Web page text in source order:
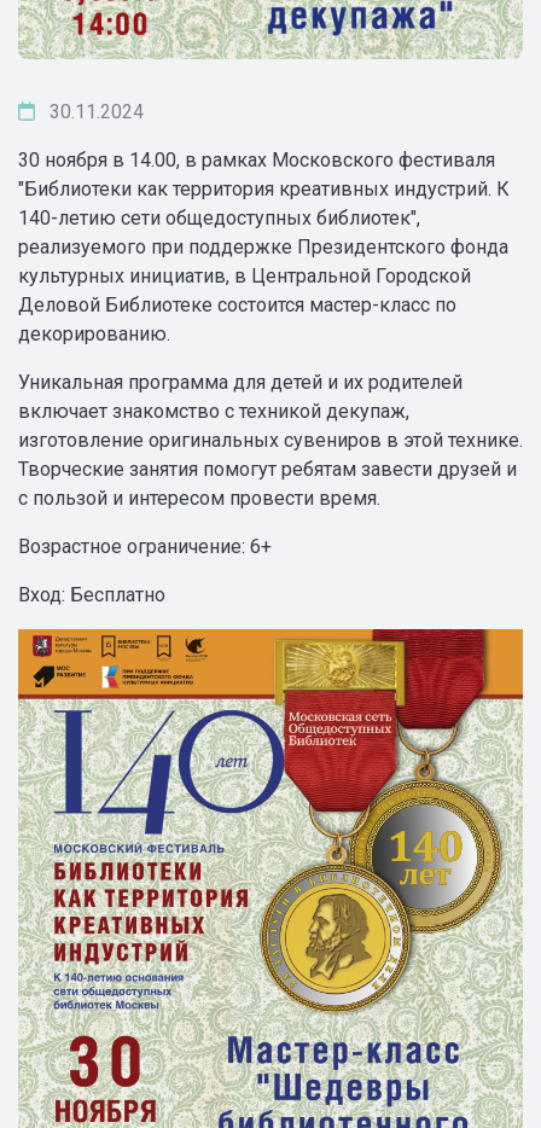
30.11.2024
30 ноября в 14.00, в рамках Московского фестиваля
"Библиотеки как территория креативных индустрий. К
140-летию сети общедоступных библиотек",
реализуемого при поддержке Президентского фонда
культурных инициатив, в Центральной Городской
Деловой Библиотеке состоится мастер-класс по
декорированию.
Уникальная программа для детей и их родителей
включает знакомство с техникой декупаж,
изготовление оригинальных сувениров в этой технике.
Творческие занятия помогут ребятам завести друзей и
с пользой и интересом провести время.
Возрастное ограничение: 6+
Вход: Бесплатно